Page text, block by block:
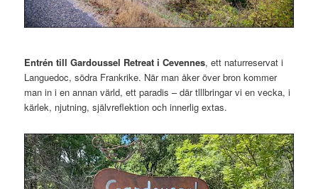
Entrén till Gardoussel Retreat i Cevennes, ett naturreservat i
Languedoc, södra Frankrike. När man åker över bron kommer
man in i en annan värld, ett paradis – där tlllbringar vi en vecka, i
kärlek, njutning, självreflektion och innerlig extas.